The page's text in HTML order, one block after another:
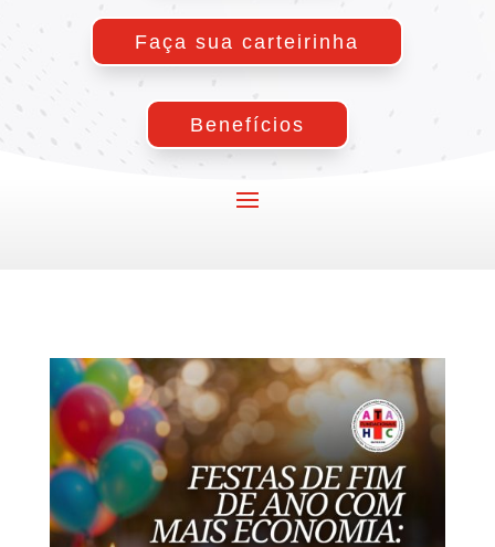
Faça sua carteirinha
Benefícios